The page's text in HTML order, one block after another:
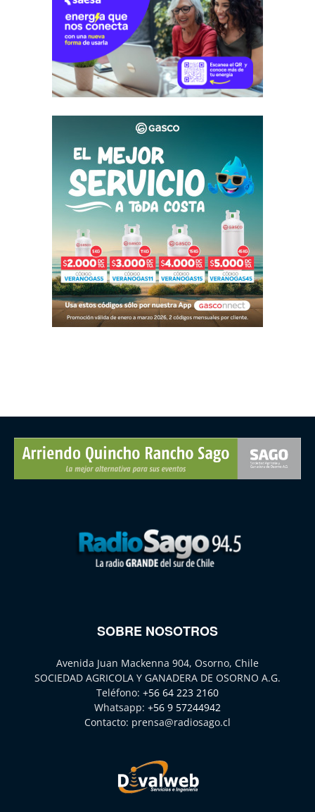
SOBRE NOSOTROS
Avenida Juan Mackenna 904, Osorno, Chile
SOCIEDAD AGRICOLA Y GANADERA DE OSORNO A.G.
Teléfono: +56 64 223 2160
Whatsapp: +56 9 57244942
Contacto: prensa@radiosago.cl